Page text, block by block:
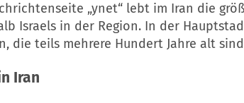
„ynet“ lebt im Iran die
Israels in der Region. In der
die teils mehrere Hundert Jahre alt
Iran